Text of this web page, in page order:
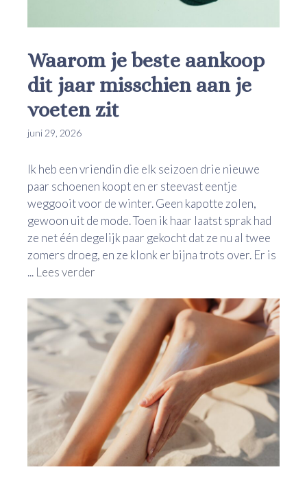
Waarom je beste aankoop
dit jaar misschien aan je
voeten zit
juni 29, 2026
Ik heb een vriendin die elk seizoen drie nieuwe
paar schoenen koopt en er steevast eentje
weggooit voor de winter. Geen kapotte zolen,
gewoon uit de mode. Toen ik haar laatst sprak had
ze net één degelijk paar gekocht dat ze nu al twee
zomers droeg, en ze klonk er bijna trots over. Er is
... Lees verder